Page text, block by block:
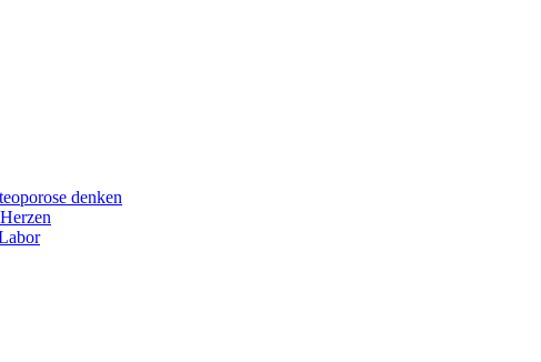
denken